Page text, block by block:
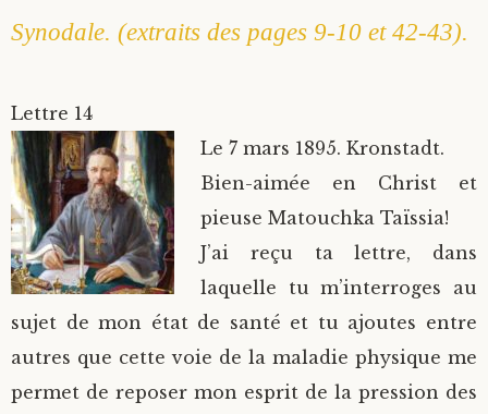
Synodale. (extraits des pages 9-10 et 42-43).
Lettre 14
Le 7 mars 1895. Kronstadt.
Bien-aimée en Christ et
pieuse Matouchka Taïssia!
J’ai reçu ta lettre, dans
laquelle tu m’interroges au
sujet de mon état de santé et tu ajoutes entre
autres que cette voie de la maladie physique me
permet de reposer mon esprit de la pression des